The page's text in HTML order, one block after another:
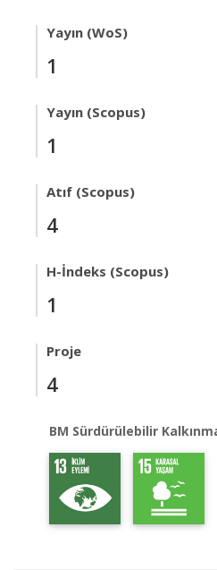
Yayın (WoS)
1
Yayın (Scopus)
1
Atıf (Scopus)
4
H-İndeks (Scopus)
1
Proje
4
BM Sürdürülebilir